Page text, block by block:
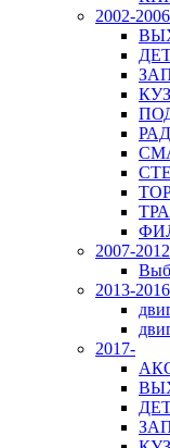
2002-2006
2007-2012
2013-2016
2017-